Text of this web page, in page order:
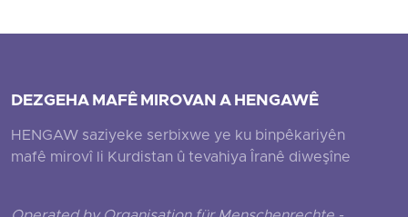
DEZGEHA MAFÊ MIROVAN A HENGAWÊ
HENGAW saziyeke serbixwe ye ku binpêkariyên
mafê mirovî li Kurdistan û tevahiya Îranê diweşîne